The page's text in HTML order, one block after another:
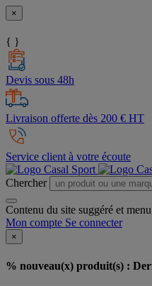
×
{ }
Devis sous 48h
Livraison offerte dès 200 € HT
Service client à votre écoute
Chercher
Contenu du site suggéré et
Mon compte Se connecter
×
% nouveau(x) produit(s) :